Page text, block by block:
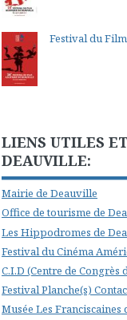
Festival du
LIENS UTILES
DEAUVILLE:
Mairie de Deauville
Office de tourisme de
Les Hippodromes de
Festival du Cinéma
C.I.D (Centre de Congrès
Festival Planche(s)
Musée Les Franciscaines